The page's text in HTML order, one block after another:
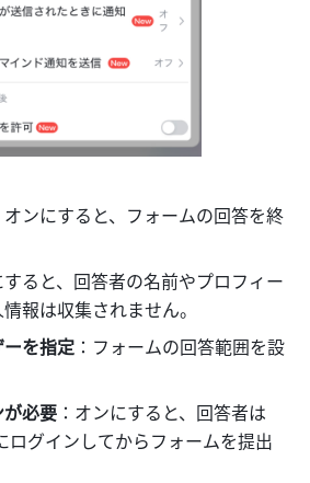
オンにすると、フォームの回答を終
ると、回答者の名前やプロフィー
報は収集されません。
を指定 ：フォームの回答範囲を設
必要 ：オンにすると、回答者は
ログインしてからフォームを提出